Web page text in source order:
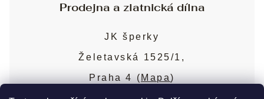
Sjednání osobní schůzky
Obchodní podmínky
Puncovní značky
Blog
Prodejna a zlatnická dílna
JK šperky
Želetavská 1525/1,
Praha 4 (Mapa)